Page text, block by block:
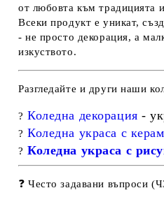
от любовта към традицията
Всеки продукт е уникат,
- не просто декорация, а
изкуството.
Разгледайте и други наши
? Коледна декорация-
? Коледна украса с
? Коледна украса с
❓ Често задавани въпроси